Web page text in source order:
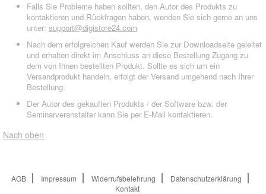
Falls Sie Probleme haben sollten, den Autor des Produkts zu
kontaktieren und Rückfragen haben, wenden Sie sich gerne an uns
unter: support@digistore24.com
Nach dem erfolgreichen Kauf werden Sie zur Downloadseite geleitet
und erhalten direkt im Anschluss an diese Bestellung Zugang zu
dem von Ihnen bestellten Produkt. Sollte es sich um ein
Versandprodukt handeln, erfolgt der Versand umgehend nach Ihrer
Bestellung.
Der Autor des gekauften Produkts / der Software bzw. der
Seminarveranstalter kann Sie per E-Mail kontaktieren.
Nach oben
AGB Impressum Widerrufsbelehrung
Datenschutzerklärung
Kontakt